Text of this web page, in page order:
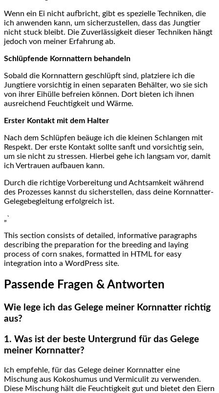
Wenn‌ ein ‌Ei nicht aufbricht, gibt es spezielle Techniken, die
ich anwenden kann, ⁢um sicherzustellen, dass das Jungtier
nicht stuck bleibt. Die Zuverlässigkeit dieser Techniken hängt
jedoch von meiner⁤ Erfahrung ​ab.
Schlüpfende Kornnattern behandeln
Sobald die Kornnattern geschlüpft sind, platziere ich die⁤
Jungtiere vorsichtig in ⁤einen ‍separaten Behälter, wo sie sich
von ihrer Eihülle befreien können. Dort bieten⁤ ich ihnen
⁣ausreichend Feuchtigkeit und Wärme.
Erster Kontakt mit dem Halter
Nach⁣ dem Schlüpfen beäuge ich die kleinen Schlangen mit
‌Respekt. Der erste Kontakt sollte​ sanft⁢ und vorsichtig sein,‍
um ​sie nicht zu stressen. Hierbei⁢ gehe ich langsam‌ vor, damit
⁣ich Vertrauen aufbauen‍ kann.
Durch die richtige Vorbereitung⁢ und Achtsamkeit während
des Prozesses kannst du sicherstellen, dass​ deine Kornnatter-
Gelegebegleitung ​erfolgreich‍ ist.
„`
This section consists of detailed, informative ‍paragraphs
describing the preparation for the breeding and laying
‍process of corn snakes,⁤ formatted in HTML ⁣for easy
integration into a WordPress site.
Passende Fragen & Antworten
Wie‍ lege ich ⁤das Gelege meiner⁤ Kornnatter richtig
‍aus?
1. Was ist ‍der beste⁢ Untergrund für⁢ das Gelege
⁣meiner​ Kornnatter?
Ich empfehle, für ‍das Gelege⁣ deiner Kornnatter eine
Mischung aus Kokoshumus und Vermiculit zu verwenden.
Diese Mischung ‍hält die Feuchtigkeit gut und bietet den Eiern